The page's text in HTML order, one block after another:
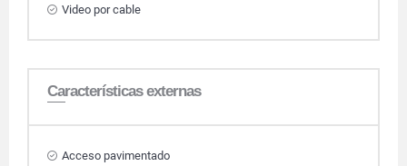
Video por cable
Características externas
Acceso pavimentado